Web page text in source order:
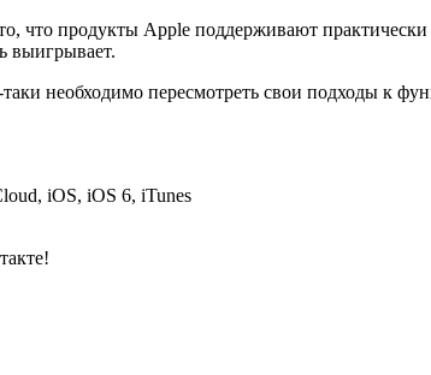
что продукты Apple поддерживают
выигрывает.
необходимо пересмотреть свои подходы к
iOS, iOS 6, iTunes